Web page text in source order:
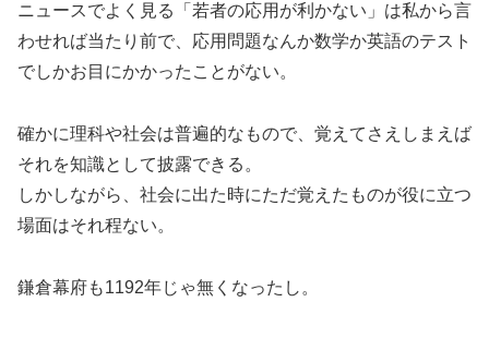
ニュースでよく見る「若者の応用が利かない」は私から言
わせれば当たり前で、応用問題なんか数学か英語のテスト
でしかお目にかかったことがない。
確かに理科や社会は普遍的なもので、覚えてさえしまえば
それを知識として披露できる。
しかしながら、社会に出た時にただ覚えたものが役に立つ
場面はそれ程ない。
鎌倉幕府も1192年じゃ無くなったし。